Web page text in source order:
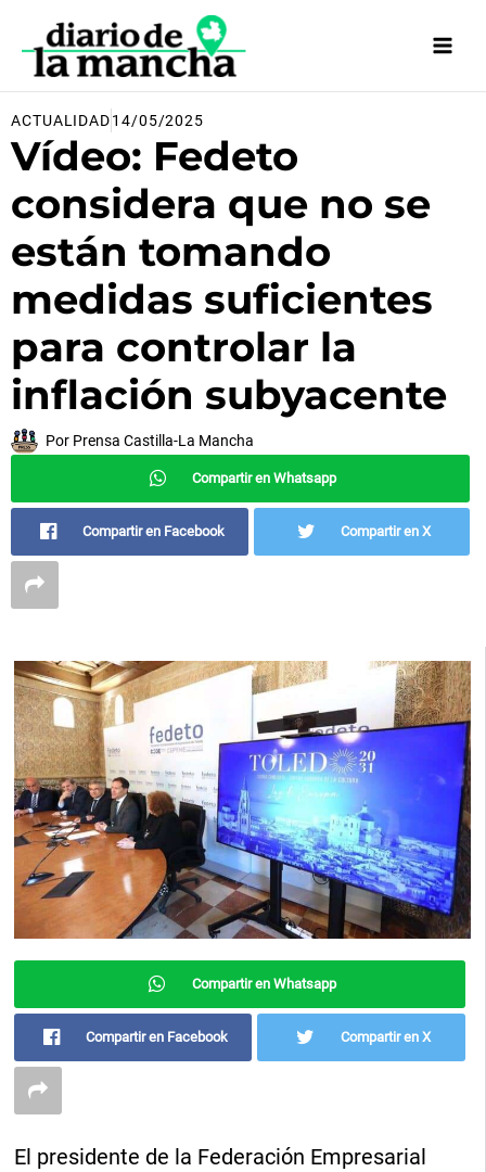
contenido
ACTUALIDAD14/05/2025
Vídeo: Fedeto
considera que no se
están tomando
medidas suficientes
para controlar la
inflación subyacente
Por Prensa Castilla-La Mancha
Compartir en Whatsapp
Compartir en Facebook Compartir en X
Compartir en Whatsapp
Compartir en Facebook Compartir en X
El presidente de la Federación Empresarial